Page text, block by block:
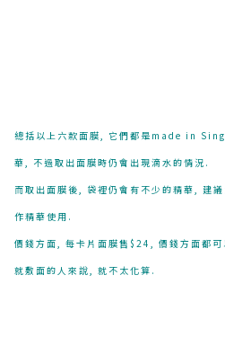
總括以上六款面膜, 它們都是made in
華, 不過取出面膜時仍會出現滴水的情況.
而取出面膜後, 袋裡仍會有不少的精華, 建
作精華使用.
價錢方面, 每卡片面膜售$24, 價錢方面都
就敷面的人來說, 就不太化算.